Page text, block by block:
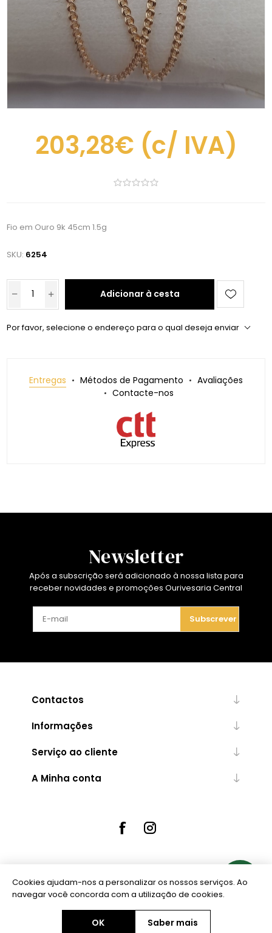
203,28€ (c/ IVA)
Fio em Ouro 9k 45cm 1.5g
SKU: 6254
Adicionar à cesta
Por favor, selecione o endereço para o qual deseja enviar
Entregas Métodos de Pagamento
Avaliações
Contacte-nos
Newsletter
Após a subscrição será adicionado à nossa lista para
receber novidades e promoções Ourivesaria Central
Subscrever
Contactos
Informações
Serviço ao cliente
A Minha conta
Powered bynopCommerce
Copyright © 2026 Ourivesaria Central. Todos os direitos reservados.
Cookies ajudam-nos a personalizar os nossos serviços. Ao
navegar você concorda com a utilização de cookies.
OK Saber mais